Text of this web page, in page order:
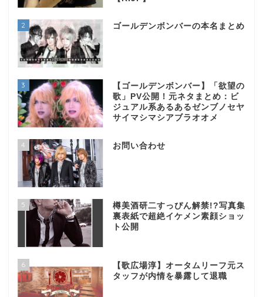
2 ゴールデンボンバーの本名まとめ
3
【ゴールデンボンバー】「欲望の
歌」PV公開！元ネタまとめ：ビ
ジュアル系あるあるゼンブノセヤ
サイマシマシアブラオオメ
4 お問い合わせ
5
樽美酒研二すっぴん解禁!?写真集
裏表紙で超絶イケメン素顔ショッ
ト公開
6
【歌広場淳】オータムリーフ元ス
タッフが内情を暴露して退職